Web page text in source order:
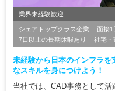
業界未経験歓迎
シェアトップクラス企業 面接1
7日以上の長期休暇あり
社宅・
未経験から日本のインフラ
なスキルを身につけよう！
当社では、CAD事務として